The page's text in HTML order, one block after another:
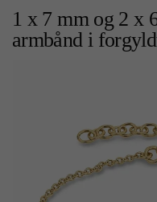
1 x 7 mm og 2 x
armbånd i